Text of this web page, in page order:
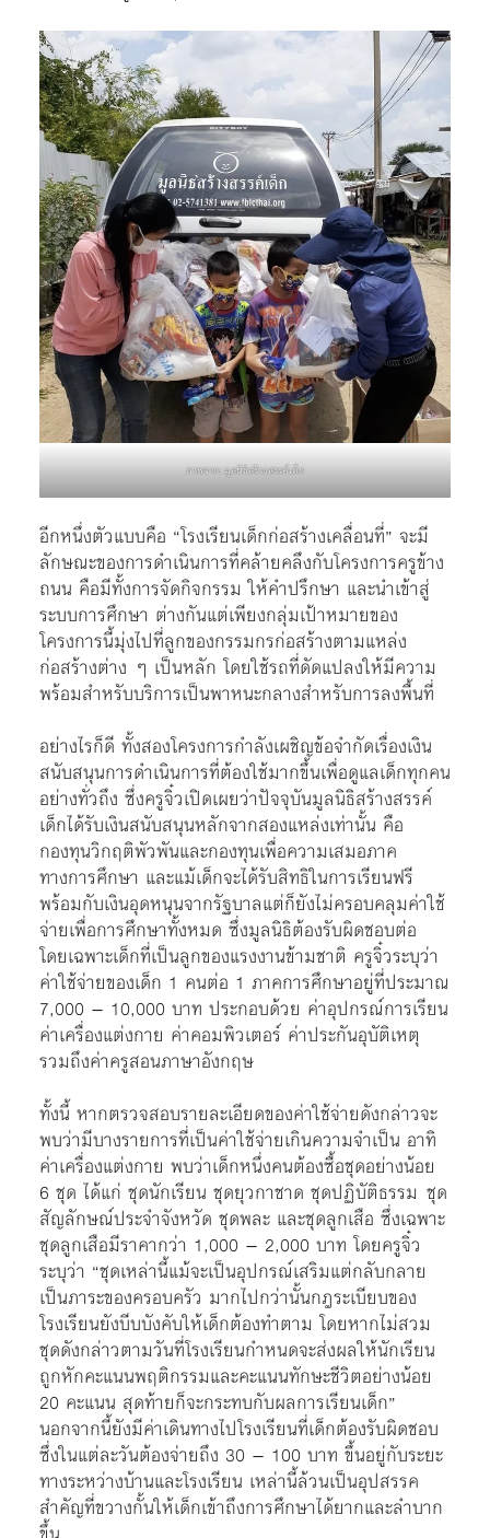
ภาพจาก: มูลนิธิสร้างสรรค์เด็ก
อีกหนึ่งตัวแบบคือ “โรงเรียนเด็กก่อสร้างเคลื่อนที่” จะมี
ลักษณะของการดำเนินการที่คล้ายคลึงกับโครงการครูข้าง
ถนน คือมีทั้งการจัดกิจกรรม ให้คำปรึกษา และนำเข้าสู่
ระบบการศึกษา ต่างกันแต่เพียงกลุ่มเป้าหมายของ
โครงการนี้มุ่งไปที่ลูกของกรรมกรก่อสร้างตามแหล่ง
ก่อสร้างต่าง ๆ เป็นหลัก โดยใช้รถที่ดัดแปลงให้มีความ
พร้อมสำหรับบริการเป็นพาหนะกลางสำหรับการลงพื้นที่
อย่างไรก็ดี ทั้งสองโครงการกำลังเผชิญข้อจำกัดเรื่องเงิน
สนับสนุนการดำเนินการที่ต้องใช้มากขึ้นเพื่อดูแลเด็กทุกคน
อย่างทั่วถึง ซึ่งครูจิ๋วเปิดเผยว่าปัจจุบันมูลนิธิสร้างสรรค์
เด็กได้รับเงินสนับสนุนหลักจากสองแหล่งเท่านั้น คือ
กองทุนวิกฤติพัวพันและกองทุนเพื่อความเสมอภาค
ทางการศึกษา และแม้เด็กจะได้รับสิทธิในการเรียนฟรี
พร้อมกับเงินอุดหนุนจากรัฐบาลแต่ก็ยังไม่ครอบคลุมค่าใช้
จ่ายเพื่อการศึกษาทั้งหมด ซึ่งมูลนิธิต้องรับผิดชอบต่อ
โดยเฉพาะเด็กที่เป็นลูกของแรงงานข้ามชาติ ครูจิ๋วระบุว่า
ค่าใช้จ่ายของเด็ก 1 คนต่อ 1 ภาคการศึกษาอยู่ที่ประมาณ​
7,000 – 10,000 บาท ประกอบด้วย ค่าอุปกรณ์การเรียน
ค่าเครื่องแต่งกาย ค่าคอมพิวเตอร์ ค่าประกันอุบัติเหตุ
รวมถึงค่าครูสอนภาษาอังกฤษ
ทั้งนี้ หากตรวจสอบรายละเอียดของค่าใช้จ่ายดังกล่าวจะ
พบว่ามีบางรายการที่เป็นค่าใช้จ่ายเกินความจำเป็น อาทิ
ค่าเครื่องแต่งกาย พบว่าเด็กหนึ่งคนต้องซื้อชุดอย่างน้อย
6 ชุด ได้แก่ ชุดนักเรียน ชุดยุวกาชาด ชุดปฏิบัติธรรม ชุด
สัญลักษณ์ประจำจังหวัด ชุดพละ และชุดลูกเสือ ซึ่งเฉพาะ
ชุดลูกเสือมีราคากว่า 1,000 – 2,000 บาท โดยครูจิ๋ว
ระบุว่า “ชุดเหล่านี้แม้จะเป็นอุปกรณ์เสริมแต่กลับกลาย
เป็นภาระของครอบครัว มากไปกว่านั้นกฎระเบียบของ
โรงเรียนยังบีบบังคับให้เด็กต้องทำตาม โดยหากไม่สวม
ชุดดังกล่าวตามวันที่โรงเรียนกำหนดจะส่งผลให้นักเรียน
ถูกหักคะแนนพฤติกรรมและคะแนนทักษะชีวิตอย่างน้อย
20 คะแนน สุดท้ายก็จะกระทบกับผลการเรียนเด็ก”
นอกจากนี้ยังมีค่าเดินทางไปโรงเรียนที่เด็กต้องรับผิดชอบ
ซึ่งในแต่ละวันต้องจ่ายถึง 30 – 100 บาท ขึ้นอยู่กับระยะ
ทางระหว่างบ้านและโรงเรียน เหล่านี้ล้วนเป็นอุปสรรค
สำคัญที่ขวางกั้นให้เด็กเข้าถึงการศึกษาได้ยากและลำบาก